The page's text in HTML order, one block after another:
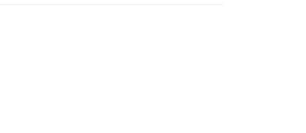
pokazati svoju sofisticiranu